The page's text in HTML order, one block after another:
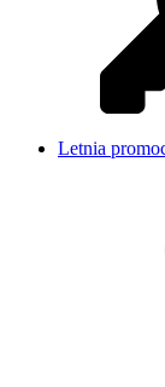
Letnia